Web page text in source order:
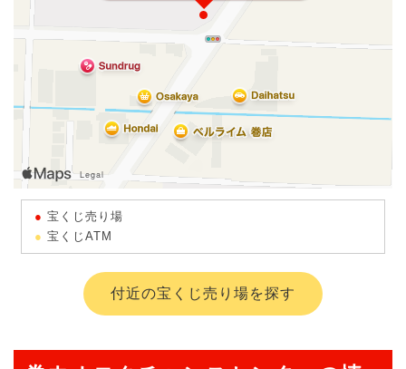
宝くじ売り場
宝くじATM
付近の宝くじ売り場を探す